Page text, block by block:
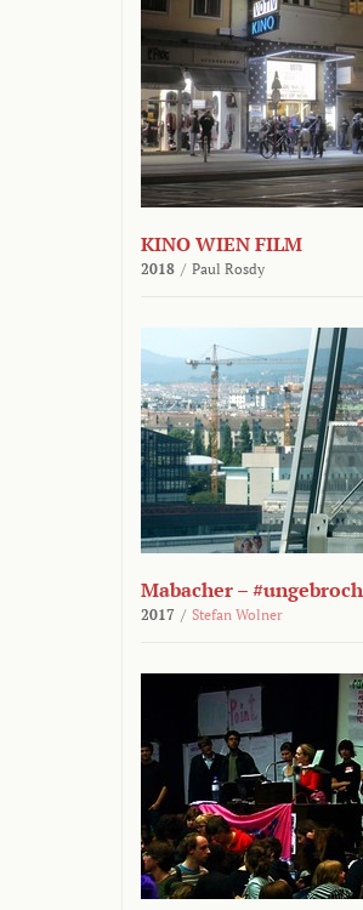
KINO WIEN FILM
2018 / Paul Rosdy
Mabacher –
2017 / Stefan Wolner